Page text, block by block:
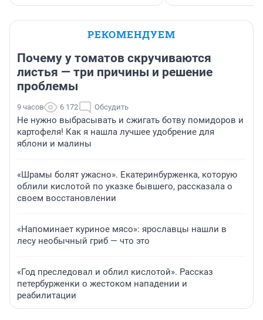
РЕКОМЕНДУЕМ
Почему у томатов скручиваются
листья — три причины и решение
проблемы
9 часов 6 172 Обсудить
Не нужно выбрасывать и сжигать ботву помидоров и
картофеля! Как я нашла лучшее удобрение для
яблони и малины
«Шрамы болят ужасно». Екатеринбурженка, которую
облили кислотой по указке бывшего, рассказала о
своем восстановлении
«Напоминает куриное мясо»: ярославцы нашли в
лесу необычный гриб — что это
«Год преследовал и облил кислотой». Рассказ
петербурженки о жестоком нападении и
реабилитации